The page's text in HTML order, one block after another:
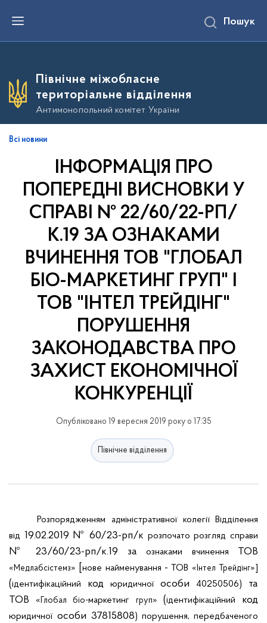
е
о
о
в
Пошук
Північне міжобласне
територіальне відділення
Антимонопольний комітет України
Всі новини
ІНФОРМАЦІЯ ПРО
ПОПЕРЕДНІ ВИСНОВКИ У
СПРАВІ № 22/60/22-РП/
К.19 ЗА ОЗНАКАМИ
ВЧИНЕННЯ ТОВ "ГЛОБАЛ
БІО-МАРКЕТИНГ ГРУП" І
ТОВ "ІНТЕЛ ТРЕЙДІНГ"
ПОРУШЕННЯ
ЗАКОНОДАВСТВА ПРО
ЗАХИСТ ЕКОНОМІЧНОЇ
КОНКУРЕНЦІЇ
Опубліковано 19 вересня 2019 року о 17:35
Північне відділення
Розпорядженням адміністративної колегії
Відділення
від 19.02.2019 № 60/23-рп/к розпочато розгляд справи
№ 23/60/23-рп/к.19 за ознаками вчинення ТОВ
«Медлабсістемз» [нове найменування - ТОВ «Інтел Трейдінг»]
(ідентифікаційний код юридичноїособи40250506) та
ТОВ
«Глобал біо-маркетинг груп» (ідентифікаційний код
юридичної особи 37815808) порушення, передбаченого